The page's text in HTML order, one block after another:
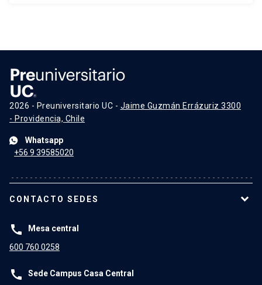
2026 - Preuniversitario UC - Jaime Guzmán Errázuriz 3300
- Providencia, Chile
Whatsapp
+56 9 39585020
CONTACTO SEDES
call
Mesa central
600 760 0258
call
Sede Campus Casa Central